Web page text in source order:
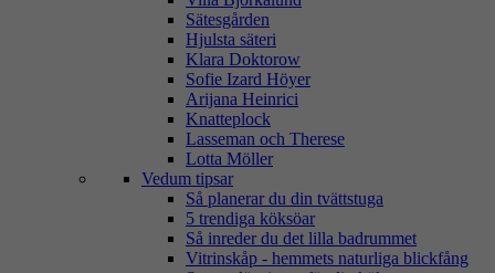
Sätesgården
Hjulsta säteri
Klara Doktorow
Sofie Izard Höyer
Arijana Heinrici
Knatteplock
Lasseman och Therese
Lotta Möller
Vedum tipsar
Så planerar du din tvättstuga
5 trendiga köksöar
Så inreder du det lilla badrummet
Vitrinskåp - hemmets naturliga blickfång